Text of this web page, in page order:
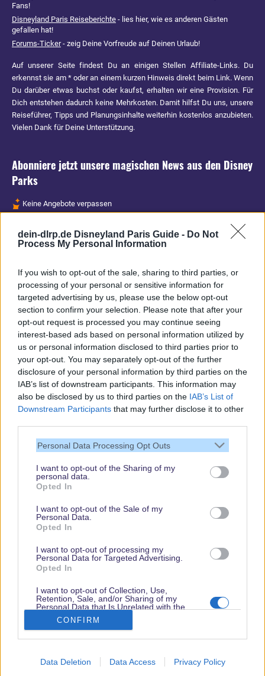
dein-dlrp.de Disneyland Paris Guide - Do Not
Process My Personal Information
If you wish to opt-out of the sale, sharing to third parties, or
processing of your personal or sensitive information for
targeted advertising by us, please use the below opt-out
section to confirm your selection. Please note that after your
opt-out request is processed you may continue seeing
interest-based ads based on personal information utilized by
us or personal information disclosed to third parties prior to
your opt-out. You may separately opt-out of the further
disclosure of your personal information by third parties on the
IAB’s list of downstream participants. This information may
also be disclosed by us to third parties on the IAB’s List of
Downstream Participants that may further disclose it to other
Personal Data Processing Opt Outs
I want to opt-out of the Sharing of my
personal data.
Opted In
I want to opt-out of the Sale of my
Personal Data.
Opted In
I want to opt-out of processing my
Personal Data for Targeted Advertising.
Opted In
I want to opt-out of Collection, Use,
Retention, Sale, and/or Sharing of my
Personal Data that Is Unrelated with the
Purposes for which it was collected.
Opted Out
CONFIRM
Data Deletion Data Access Privacy Policy
Fans!
Disneyland Paris Reiseberichte - lies hier, wie es anderen Gästen
gefallen hat!
Forums-Ticker- zeig Deine Vorfreude auf Deinen Urlaub!
Auf unserer Seite findest Du an einigen Stellen Affiliate-Links. Du
erkennst sie am * oder an einem kurzen Hinweis direkt beim Link. Wenn
Du darüber etwas buchst oder kaufst, erhalten wir eine Provision. Für
Dich entstehen dadurch keine Mehrkosten. Damit hilfst Du uns, unsere
Reiseführer, Tipps und Planungsinhalte weiterhin kostenlos anzubieten.
Vielen Dank für Deine Unterstützung.
Abonniere jetzt unsere magischen News aus den Disney
Parks
Keine Angebote verpassen
Spannende Lesetipps
Vielen Dank,
dass Du unsere
Seite liest.
Schau regelmäßig
© dein-dlrp | Einige Elemente ©Disney. dein-dlrp ist ein Reiseführer für
Disneyland Paris & Walt Disney World und ist unabhängig von "The Walt
Disney Company", "EuroDisney S.C.A." oder deren Tochter- sowie
Partnerunternehmen.
Impressum|Datenschutzerklärung